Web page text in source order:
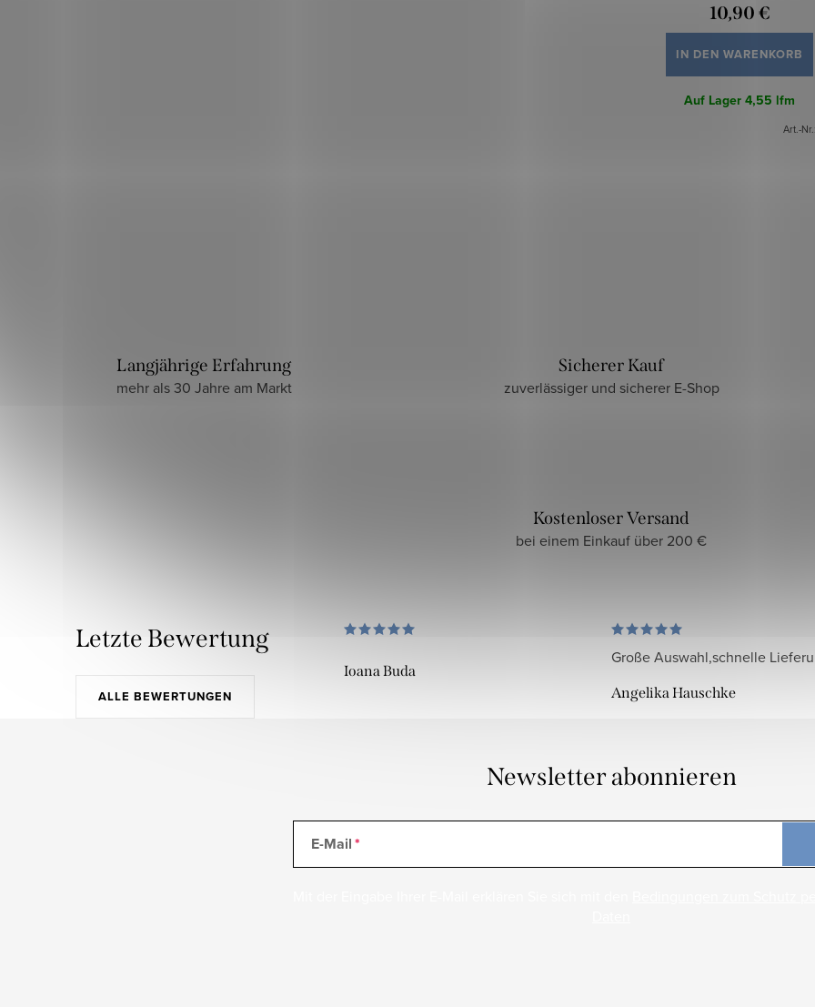
10,90 €
IN DEN WARENKORB
Auf Lager 4,55 lfm
Art.-
Langjährige Erfahrung
mehr als 30 Jahre am Markt
Sicherer Kauf
zuverlässiger und sicherer E-Shop
Kostenloser Versand
bei einem Einkauf über 200 €
Letzte Bewertung
ALLE BEWERTUNGEN
Ioana Buda
Große Auswahl,schnelle
Angelika Hauschke
Newsletter abonnieren
E-Mail